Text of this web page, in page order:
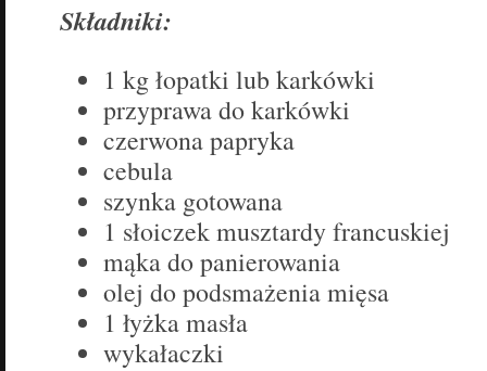
Składniki:
1 kg łopatki lub karkówki
przyprawa do karkówki
czerwona papryka
cebula
szynka gotowana
1 słoiczek musztardy francuskiej
mąka do panierowania
olej do podsmażenia mięsa
1 łyżka masła
wykałaczki